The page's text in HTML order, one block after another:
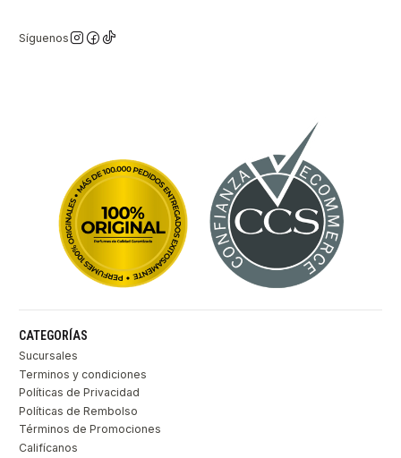
Síguenos
CATEGORÍAS
Sucursales
Terminos y condiciones
Políticas de Privacidad
Políticas de Rembolso
Términos de Promociones
Califícanos